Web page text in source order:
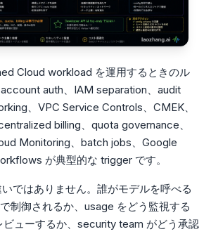
Cloud workload を運用するときのル
auth、IAM separation、audit
、VPC Service Controls、CMEK、
billing、quota governance、
Monitoring、batch jobs、Google
が典型的な trigger です。
ではありません。誰がモデルを呼べる
制御されるか、usage をどう監視する
ューするか、security team がどう承認